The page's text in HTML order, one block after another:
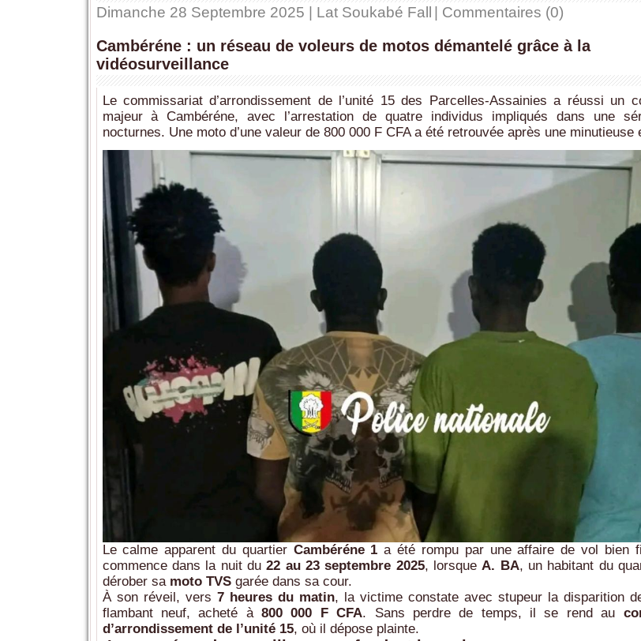
Dimanche 28 Septembre 2025 | Lat Soukabé Fall Commentaires (0)
Cambéréne : un réseau de voleurs de motos démantelé grâce à la
vidéosurveillance
Le commissariat d’arrondissement de l’unité 15 des Parcelles-Assainies a réussi un
majeur à Cambéréne, avec l’arrestation de quatre individus impliqués dans une
nocturnes. Une moto d’une valeur de 800 000 F CFA a été retrouvée après une minutieuse
Le calme apparent du quartier Cambéréne 1 a été rompu par une affaire de vol bien
commence dans la nuit du22 au 23 septembre 2025, lorsque A. BA, un habitant du
dérober sa moto TVSgarée dans sa cour.
À son réveil, vers 7 heures du matin, la victime constate avec stupeur la disparition
flambant neuf, acheté à 800 000 F CFA. Sans perdre de temps, il se rend au
d’arrondissement de l’unité 15, où il dépose plainte.